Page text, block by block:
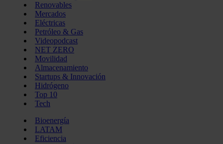
Renovables
Mercados
Eléctricas
Petróleo & Gas
Videopodcast
NET ZERO
Movilidad
Almacenamiento
Startups & Innovación
Hidrógeno
Top 10
Tech
Bioenergía
LATAM
Eficiencia